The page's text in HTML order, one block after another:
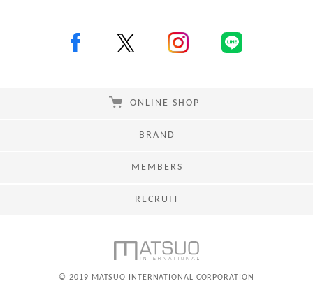
ONLINE SHOP
BRAND
MEMBERS
RECRUIT
© 2019 MATSUO INTERNATIONAL CORPORATION